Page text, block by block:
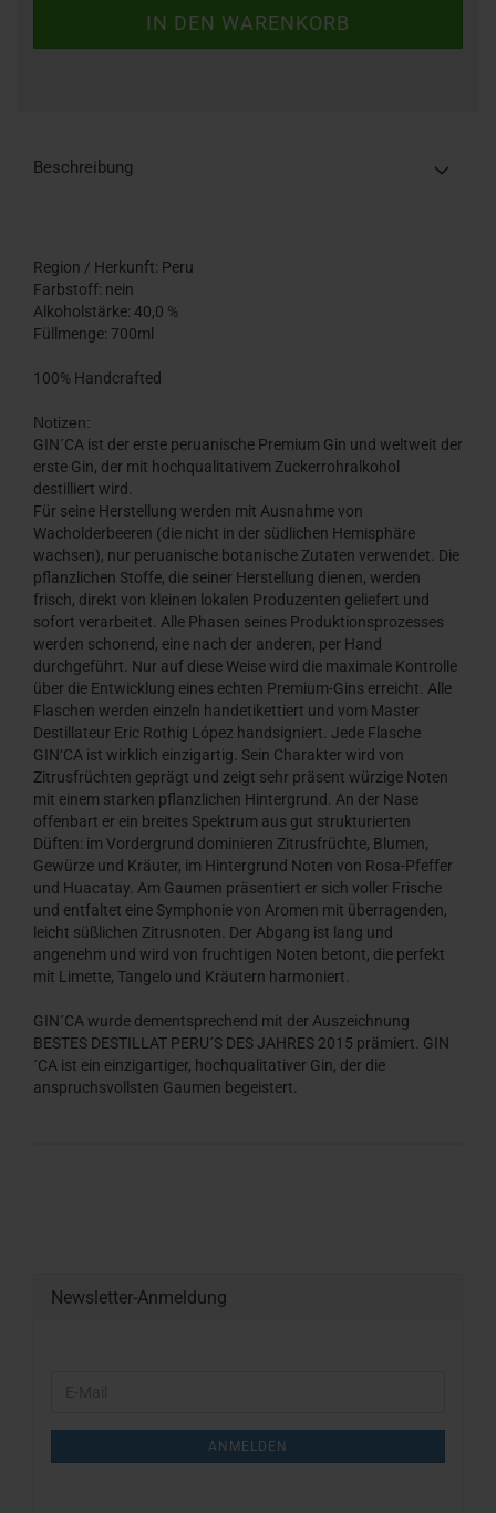
Beschreibung
Region / Herkunft: Peru
Farbstoff: nein
Alkoholstärke: 40,0 %
Füllmenge: 700ml
100% Handcrafted
Notizen:
GIN´CA ist der erste peruanische Premium Gin und weltweit der
erste Gin, der mit hochqualitativem Zuckerrohralkohol
destilliert wird.
Für seine Herstellung werden mit Ausnahme von
Wacholderbeeren (die nicht in der südlichen Hemisphäre
wachsen), nur peruanische botanische Zutaten verwendet. Die
pflanzlichen Stoffe, die seiner Herstellung dienen, werden
frisch, direkt von kleinen lokalen Produzenten geliefert und
sofort verarbeitet. Alle Phasen seines Produktionsprozesses
werden schonend, eine nach der anderen, per Hand
durchgeführt. Nur auf diese Weise wird die maximale Kontrolle
über die Entwicklung eines echten Premium-Gins erreicht. Alle
Flaschen werden einzeln handetikettiert und vom Master
Destillateur Eric Rothig López handsigniert. Jede Flasche
GIN‘CA ist wirklich einzigartig. Sein Charakter wird von
Zitrusfrüchten geprägt und zeigt sehr präsent würzige Noten
mit einem starken pflanzlichen Hintergrund. An der Nase
offenbart er ein breites Spektrum aus gut strukturierten
Düften: im Vordergrund dominieren Zitrusfrüchte, Blumen,
Gewürze und Kräuter, im Hintergrund Noten von Rosa-Pfeffer
und Huacatay. Am Gaumen präsentiert er sich voller Frische
und entfaltet eine Symphonie von Aromen mit überragenden,
leicht süßlichen Zitrusnoten. Der Abgang ist lang und
angenehm und wird von fruchtigen Noten betont, die perfekt
mit Limette, Tangelo und Kräutern harmoniert.
GIN´CA wurde dementsprechend mit der Auszeichnung
BESTES DESTILLAT PERU´S DES JAHRES 2015 prämiert. GIN
´CA ist ein einzigartiger, hochqualitativer Gin, der die
anspruchsvollsten Gaumen begeistert.
Newsletter-Anmeldung
ANMELDEN